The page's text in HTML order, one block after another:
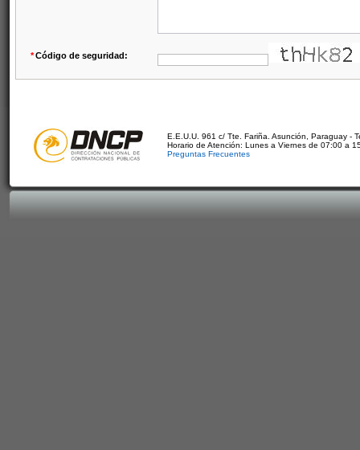
*Código de seguridad:
E.E.U.U. 961 c/ Tte. Fariña. Asunción, Paraguay -
Horario de Atención: Lunes a Viernes de 07:00 a
Preguntas Frecuentes